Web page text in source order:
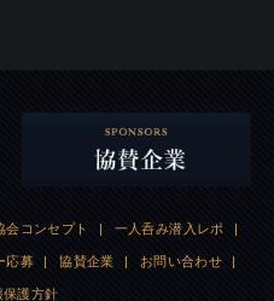
会コンセプト | 一人呑み潜入レポ |
応募 | 協賛企業 | お問い合わせ |
保護方針